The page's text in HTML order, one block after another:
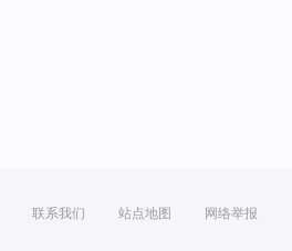
联系我们 站点地图 网络举报